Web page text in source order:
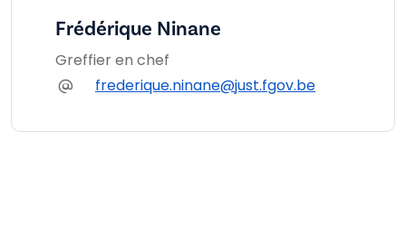
Frédérique Ninane
Greffier en chef
frederique.ninane@just.fgov.be